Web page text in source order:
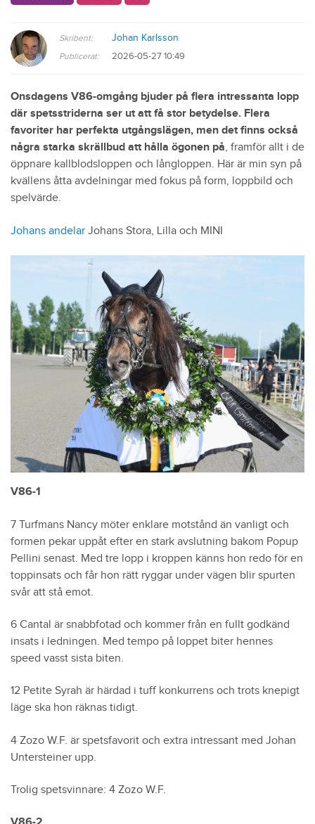
Skribent: Johan Karlsson
Publicerat: 2026-05-27 10:49
Onsdagens V86-omgång bjuder på flera intressanta lopp
där spetsstriderna ser ut att få stor betydelse. Flera
favoriter har perfekta utgångslägen, men det finns också
några starka skrällbud att hålla ögonen på, framför allt i de
öppnare kallblodsloppen och långloppen. Här är min syn på
kvällens åtta avdelningar med fokus på form, loppbild och
spelvärde.
Johans andelar Johans Stora, Lilla och MINI
V86-1
7 Turfmans Nancy möter enklare motstånd än vanligt och
formen pekar uppåt efter en stark avslutning bakom Popup
Pellini senast. Med tre lopp i kroppen känns hon redo för en
toppinsats och får hon rätt ryggar under vägen blir spurten
svår att stå emot.
6 Cantal är snabbfotad och kommer från en fullt godkänd
insats i ledningen. Med tempo på loppet biter hennes
speed vasst sista biten.
12 Petite Syrah är härdad i tuff konkurrens och trots knepigt
läge ska hon räknas tidigt.
4 Zozo W.F. är spetsfavorit och extra intressant med Johan
Untersteiner upp.
Trolig spetsvinnare: 4 Zozo W.F.